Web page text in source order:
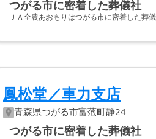
つがる市に密着した葬儀社
ＪＡ全農あおもりはつがる市に密着した葬
鳳松堂／車力支店
青森県つがる市富萢町静24
つがる市に密着した葬儀社